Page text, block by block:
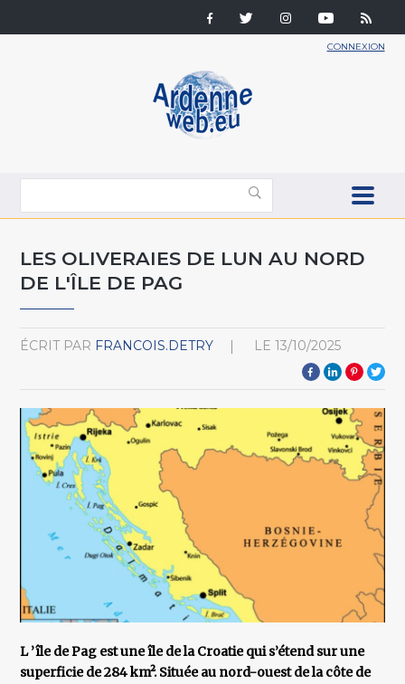
CONNEXION
LES OLIVERAIES DE LUN AU NORD
DE L'ÎLE DE PAG
ÉCRIT PAR FRANCOIS.DETRY LE 13/10/2025
L ’île de Pag est une île de la Croatie qui s’étend sur une
superficie de 284 km². Située au nord-ouest de la côte de